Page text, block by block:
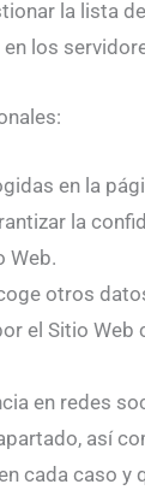
la lista
los
en la
la
Web.
otros
el Sitio
en redes
así
cada caso y